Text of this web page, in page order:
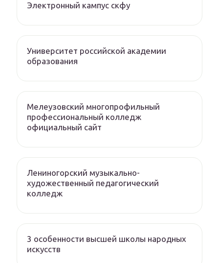
Электронный кампус скфу
Университет российской академии
образования
Мелеузовский многопрофильный
профессиональный колледж
официальный сайт
Лениногорский музыкально-
художественный педагогический
колледж
3 особенности высшей школы народных
искусств